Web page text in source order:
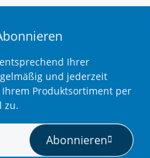
Ihrer
und jederzeit
Produktsortiment per
zu.
Abonnieren